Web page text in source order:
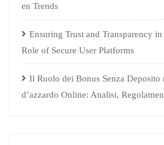
en Trends
Ensuring Trust and Transparency
Role of Secure User Platforms
Il Ruolo dei Bonus Senza Deposito
d’azzardo Online: Analisi,